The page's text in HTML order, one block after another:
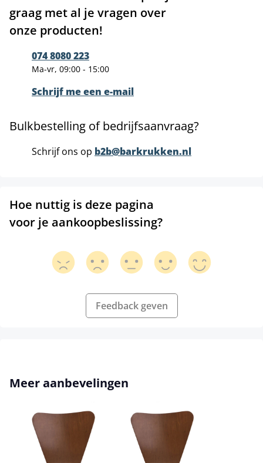
graag met al je vragen over
onze producten!
074 8080 223
Ma-vr, 09:00 - 15:00
Schrijf me een e-mail
Bulkbestelling of bedrijfsaanvraag?
Schrijf ons op b2b@barkrukken.nl
Hoe nuttig is deze pagina
voor je aankoopbeslissing?
Feedback geven
Productgalerij overslaan
Meer aanbevelingen